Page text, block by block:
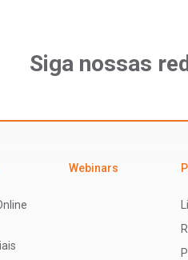
Siga nossas
Webinars